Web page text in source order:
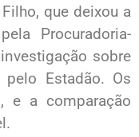
que deixou a
Procuradoria-
sobre
Estadão. Os
e a comparação